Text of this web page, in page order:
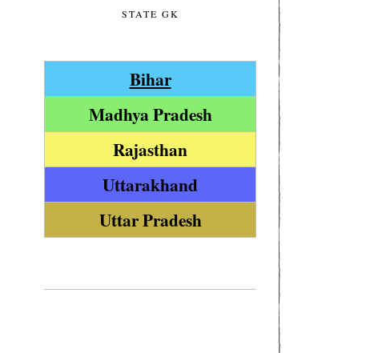
STATE GK
Bihar
Madhya Pradesh
Rajasthan
Uttarakhand
Uttar Pradesh